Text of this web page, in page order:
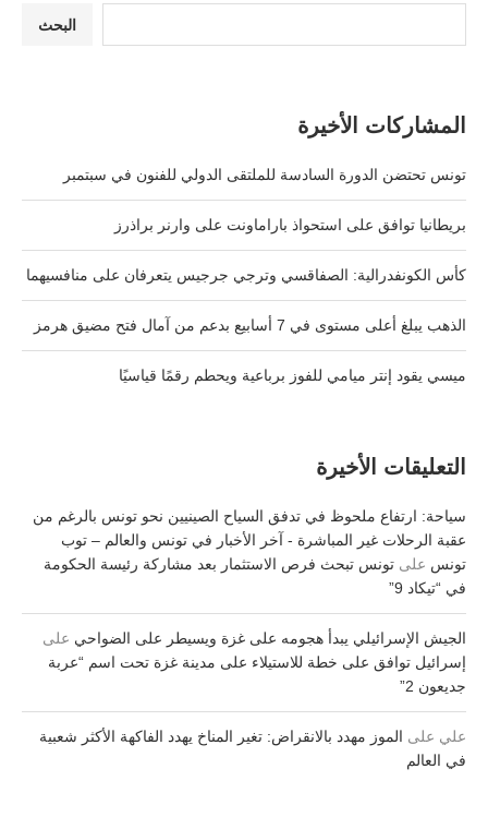
البحث
المشاركات الأخيرة
تونس تحتضن الدورة السادسة للملتقى الدولي للفنون في سبتمبر
بريطانيا توافق على استحواذ باراماونت على وارنر براذرز
كأس الكونفدرالية: الصفاقسي وترجي جرجيس يتعرفان على منافسيهما
الذهب يبلغ أعلى مستوى في 7 أسابيع بدعم من آمال فتح مضيق هرمز
ميسي يقود إنتر ميامي للفوز برباعية ويحطم رقمًا قياسيًا
التعليقات الأخيرة
سياحة: ارتفاع ملحوظ في تدفق السياح الصينيين نحو تونس بالرغم من
عقبة الرحلات غير المباشرة - آخر الأخبار في تونس والعالم – توب
تونس على تونس تبحث فرص الاستثمار بعد مشاركة رئيسة الحكومة
في “تيكاد 9”
الجيش الإسرائيلي يبدأ هجومه على غزة ويسيطر على الضواحي على
إسرائيل توافق على خطة للاستيلاء على مدينة غزة تحت اسم “عربة
جديعون 2”
علي على الموز مهدد بالانقراض: تغير المناخ يهدد الفاكهة الأكثر شعبية
في العالم